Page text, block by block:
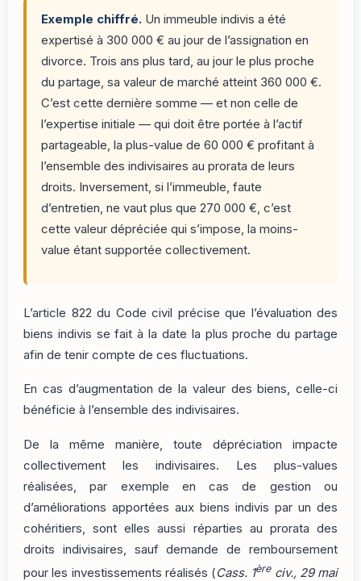
Exemple chiffré. Un immeuble indivis a été
expertisé à 300 000 € au jour de l’assignation en
divorce. Trois ans plus tard, au jour le plus proche
du partage, sa valeur de marché atteint 360 000 €.
C’est cette dernière somme — et non celle de
l’expertise initiale — qui doit être portée à l’actif
partageable, la plus-value de 60 000 € profitant à
l’ensemble des indivisaires au prorata de leurs
droits. Inversement, si l’immeuble, faute
d’entretien, ne vaut plus que 270 000 €, c’est
cette valeur dépréciée qui s’impose, la moins-
value étant supportée collectivement.
L’article 822 du Code civil précise que l’évaluation des
biens indivis se fait à la date la plus proche du partage
afin de tenir compte de ces fluctuations.
En cas d’augmentation de la valeur des biens, celle-ci
bénéficie à l’ensemble des indivisaires.
De la même manière, toute dépréciation impacte
collectivement les indivisaires. Les plus-values
réalisées, par exemple en cas de gestion ou
d’améliorations apportées aux biens indivis par un des
cohéritiers, sont elles aussi réparties au prorata des
droits indivisaires, sauf demande de remboursement
pour les investissements réalisés (Cass. 1èreciv., 29 mai